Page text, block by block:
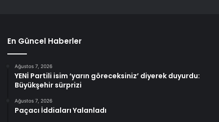
En Güncel Haberler
Ağustos 7, 2026
YENİ Partili isim ‘yarın göreceksiniz’ diyerek duyurdu:
Büyükşehir sürprizi
Ağustos 7, 2026
Paçacı İddiaları Yalanladı